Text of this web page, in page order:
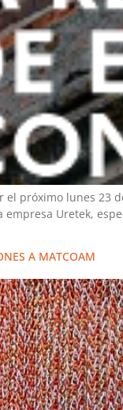
el próximo lunes 23
Uretek,
A MATCOAM